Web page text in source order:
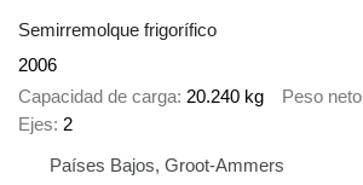
Semirremolque frigorífico
2006
Capacidad de carga 20.240 kg Peso neto
Ejes 2
Países Bajos, Groot-Ammers